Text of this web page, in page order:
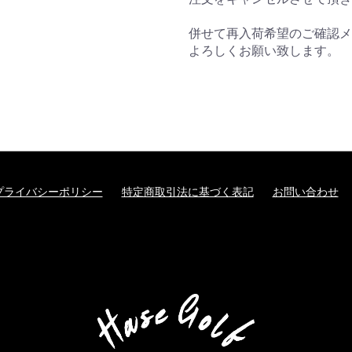
併せて再入荷希望のご確認
よろしくお願い致します。
ライバシーポリシー 特定商取引法に基づく表記 お問い合わせ